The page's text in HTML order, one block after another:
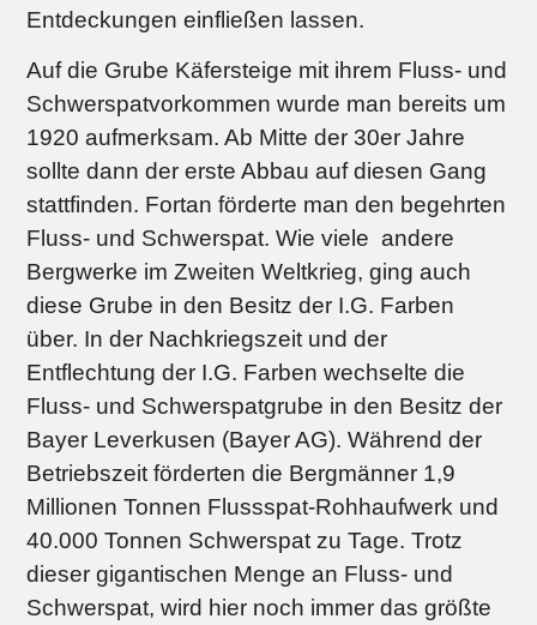
Entdeckungen einfließen lassen.
Auf die Grube Käfersteige mit ihrem Fluss- und
Schwerspatvorkommen wurde man bereits um
1920 aufmerksam. Ab Mitte der 30er Jahre
sollte dann der erste Abbau auf diesen Gang
stattfinden. Fortan förderte man den begehrten
Fluss- und Schwerspat. Wie viele andere
Bergwerke im Zweiten Weltkrieg, ging auch
diese Grube in den Besitz der I.G. Farben
über. In der Nachkriegszeit und der
Entflechtung der I.G. Farben wechselte die
Fluss- und Schwerspatgrube in den Besitz der
Bayer Leverkusen (Bayer AG). Während der
Betriebszeit förderten die Bergmänner 1,9
Millionen Tonnen Flussspat-Rohhaufwerk und
40.000 Tonnen Schwerspat zu Tage. Trotz
dieser gigantischen Menge an Fluss- und
Schwerspat, wird hier noch immer das größte